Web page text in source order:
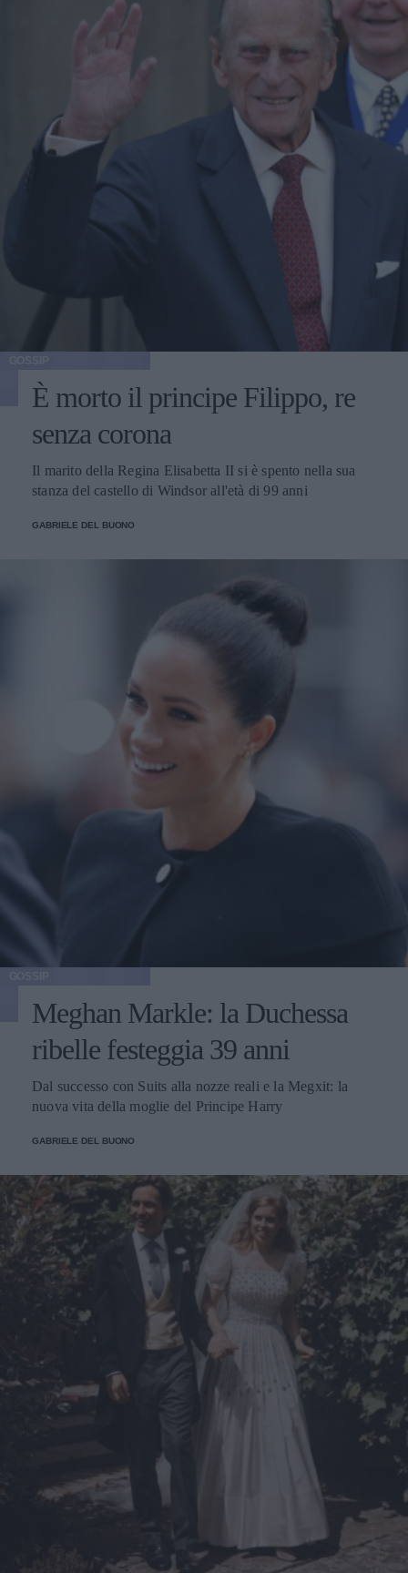
È morto il principe Filippo, re
senza corona
Il marito della Regina Elisabetta II si è spento nella sua
stanza del castello di Windsor all'età di 99 anni
GABRIELE DEL BUONO
Meghan Markle: la Duchessa
ribelle festeggia 39 anni
Dal successo con Suits alla nozze reali e la Megxit: la
nuova vita della moglie del Principe Harry
GABRIELE DEL BUONO